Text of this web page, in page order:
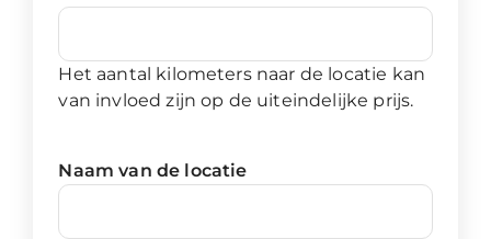
Het aantal kilometers naar de locatie kan
van invloed zijn op de uiteindelijke prijs.
Naam van de locatie